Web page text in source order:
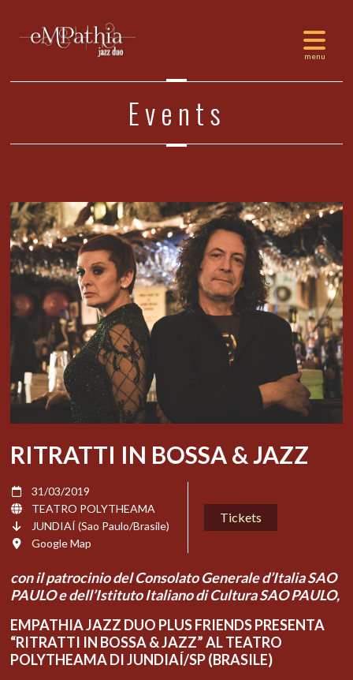
Events
RITRATTI IN BOSSA & JAZZ
31/03/2019
TEATRO POLYTHEAMA
JUNDIAÍ (Sao Paulo/Brasile)
Google Map
Tickets
con il patrocinio del Consolato Generale d’Italia SAO
PAULO e dell’Istituto Italiano di Cultura SAO PAULO,
EMPATHIA JAZZ DUO PLUS FRIENDS PRESENTA
“RITRATTI IN BOSSA & JAZZ” AL TEATRO
POLYTHEAMA DI JUNDIAÍ/SP (BRASILE)